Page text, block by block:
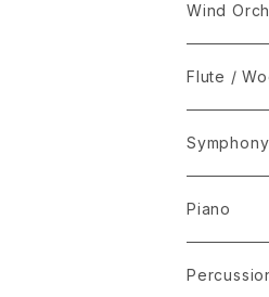
I-Musici
"The
“The Lark
Mandolin
Wind
Flute /
KARAOKE
Piano